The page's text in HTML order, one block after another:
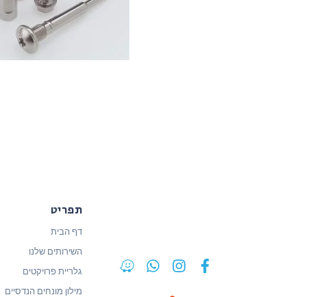
תפריט
דף הבית
השירותים שלנו
גלריית פרויקטים
מילון מונחים הנדסיים